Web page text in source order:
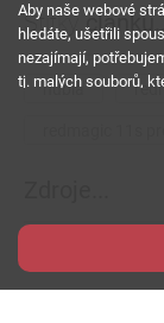
Štítky
nubia
Aby naše webové
hledáte, ušetřili
nezajímají,
tj. malých souborů,